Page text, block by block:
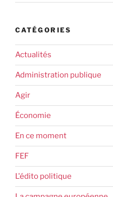
CATÉGORIES
Actualités
Administration publique
Agir
Économie
En ce moment
FEF
L'édito politique